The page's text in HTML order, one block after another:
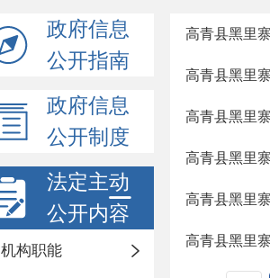
政府信息
公开指南
政府信息
公开制度
法定主动
公开内容
机构职能
高青县黑里
高青县黑里
高青县黑里
高青县黑里
高青县黑里
高青县黑里